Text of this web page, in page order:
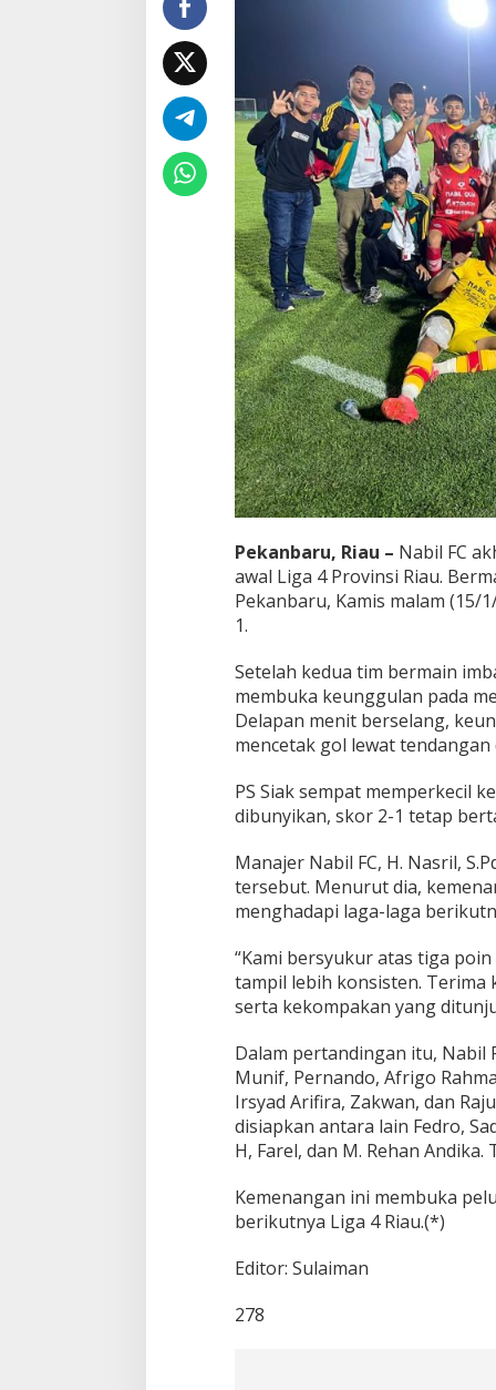
Pekanbaru, Riau – Nabil FC
awal Liga 4 Provinsi Riau.
Pekanbaru, Kamis malam (15/
1.
Setelah kedua tim bermain
membuka keunggulan pada
Delapan menit berselang,
mencetak gol lewat
PS Siak sempat memperkecil
dibunyikan, skor 2-1 tetap
Manajer Nabil FC, H. Nasril,
tersebut. Menurut dia,
menghadapi laga-laga
“Kami bersyukur atas tiga
tampil lebih konsisten. Terima
serta kekompakan yang
Dalam pertandingan itu, Nabil
Munif, Pernando, Afrigo
Irsyad Arifira, Zakwan, dan
disiapkan antara lain Fedro,
H, Farel, dan M. Rehan
Kemenangan ini membuka
berikutnya Liga 4 Riau.(*)
Editor: Sulaiman
278